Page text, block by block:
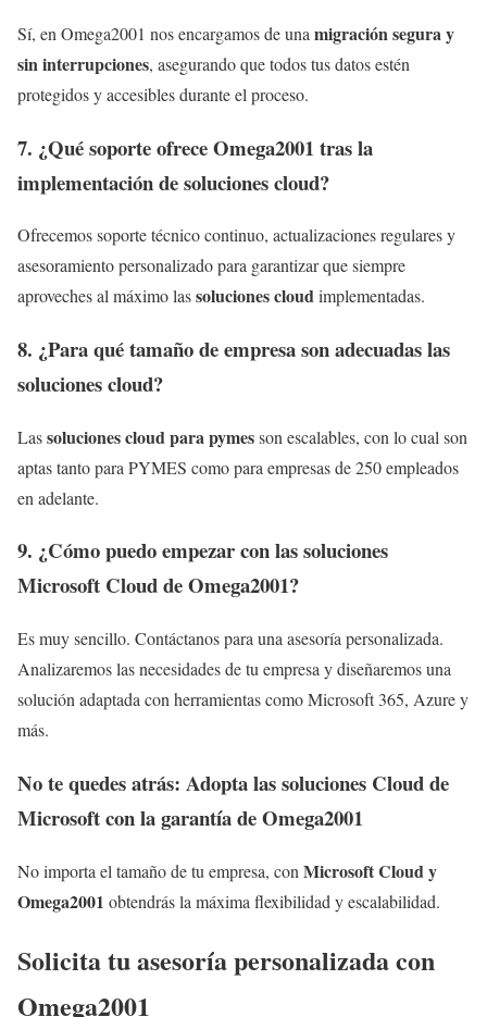
Sí, en Omega2001 nos encargamos de una migración segura y
sin interrupciones, asegurando que todos tus datos estén
protegidos y accesibles durante el proceso.
7. ¿Qué soporte ofrece Omega2001 tras la
implementación de soluciones cloud?
Ofrecemos soporte técnico continuo, actualizaciones regulares y
asesoramiento personalizado para garantizar que siempre
aproveches al máximo lassoluciones cloudimplementadas.
8. ¿Para qué tamaño de empresa son adecuadas las
soluciones cloud?
Lassoluciones cloud para pymesson escalables, con lo cual son
aptas tanto para PYMES como para empresas de 250 empleados
en adelante.
9. ¿Cómo puedo empezar con las soluciones
Microsoft Cloud de Omega2001?
Es muy sencillo. Contáctanos para una asesoría personalizada.
Analizaremos las necesidades de tu empresa y diseñaremos una
solución adaptada con herramientas como Microsoft 365, Azure y
más.
No te quedes atrás: Adopta las soluciones Cloud de
Microsoft con la garantía de Omega2001
No importa el tamaño de tu empresa, con Microsoft Cloud y
Omega2001 obtendrás la máxima flexibilidad y escalabilidad.
Solicita tu asesoría personalizada con
Omega2001